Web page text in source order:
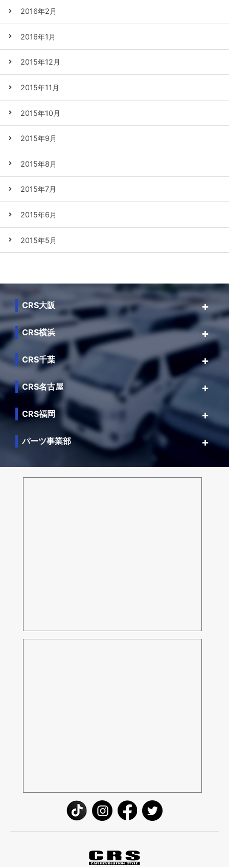
2016年2月
2016年1月
2015年12月
2015年11月
2015年10月
2015年9月
2015年8月
2015年7月
2015年6月
2015年5月
CRS大阪
CRS横浜
CRS千葉
CRS名古屋
CRS福岡
パーツ事業部